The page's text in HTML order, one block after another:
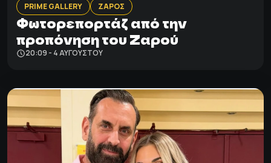
PRIME GALLERY ΖΑΡΟΣ
Φωτορεπορτάζ από την
προπόνηση του Ζαρού
20:09 - 4 ΑΥΓΟΎΣΤΟΥ